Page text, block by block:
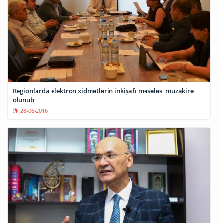
Regionlarda elektron xidmətlərin inkişafı məsələsi müzakirə
olunub
28-06-2016